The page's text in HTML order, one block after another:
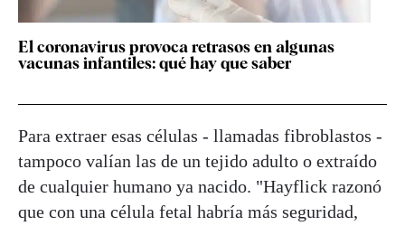
El coronavirus provoca retrasos en algunas
vacunas infantiles: qué hay que saber
Para extraer esas células - llamadas fibroblastos -
tampoco valían las de un tejido adulto o extraído
de cualquier humano ya nacido. "Hayflick razonó
que con una célula fetal habría más seguridad,